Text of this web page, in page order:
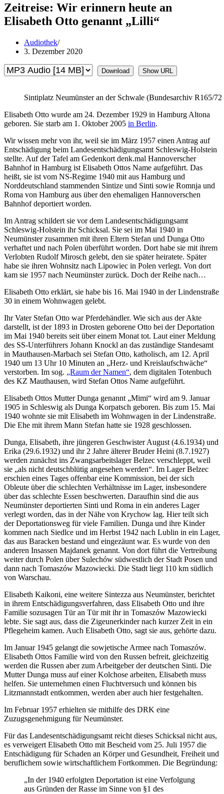
Zeitreise: Wir erinnern heute an
Elisabeth Otto genannt „Lilli“
Audiothek
3. Dezember 2020
Download Show URL
Sintiplatz Neumünster an der Schwale (Bundesarchiv R165/
Elisabeth Otto wurde am 24. Dezember 1929 in Hamburg Altona
geboren. Sie starb am 1. Oktober 2005 in Berlin.
Wir wissen mehr von ihr, weil sie im März 1957 einen Antrag auf
Entschädigung beim Landesentschädigungsamt Schleswig-Holstein
stellte. Auf der Tafel am Gedenkort denk.mal Hannoverscher
Bahnhof in Hamburg ist Elisabeth Ottos Name aufgeführt. Das
heißt, sie ist vom NS-Regime 1940 mit aus Hamburg und
Norddeutschland stammenden Sintize und Sinti sowie Romnja und
Roma von Hamburg aus über den ehemaligen Hannoverschen
Bahnhof deportiert worden.
Im Antrag schildert sie vor dem Landesentschädigungsamt
Schleswig-Holstein ihr Schicksal. Sie sei im Mai 1940 in
Neumünster zusammen mit ihren Eltern Stefan und Dunga Otto
verhaftet und nach Polen überführt worden. Dort habe sie mit ihrem
Verlobten Rudolf Mirosch gelebt, den sie später heiratete. Später
habe sie ihren Wohnsitz nach Lipowiec in Polen verlegt. Von dort
kam sie 1957 nach Neumünster zurück. Doch der Reihe nach…
Elisabeth Otto erklärt, sie habe bis 16. Mai 1940 in der Lindenstraße
30 in einem Wohnwagen gelebt.
Ihr Vater Stefan Otto war Pferdehändler. Wie sich aus der Akte
darstellt, ist der 1893 in Drosten geborene Otto bei der Deportation
im Mai 1940 bereits seit über einem Monat tot. Laut einer Meldung
des SS-Unterführers Johann Knockl an das zuständige Standesamt
in Mauthausen-Marbach sei Stefan Otto, katholisch, am 12. April
1940 um 13 Uhr 10 Minuten an „Herz- und Kreislaufschwäche“
verstorben. Im sog. „Raum der Namen“, dem digitalen Totenbuch
des KZ Mauthausen, wird Stefan Ottos Name aufgeführt.
Elisabeth Ottos Mutter Dunga genannt „Mimi“ wird am 9. Januar
1905 in Schleswig als Dunga Korpatsch geboren. Bis zum 15. Mai
1940 wohnte sie mit Elisabeth im Wohnwagen in der Lindenstraße.
Die Ehe mit ihrem Mann Stefan hatte sie 1928 geschlossen.
Dunga, Elisabeth, ihre jüngeren Geschwister August (4.6.1934) und
Erika (29.6.1932) und ihr 2 Jahre älterer Bruder Heini (8.7.1927)
werden zunächst ins Zwangsarbeitslager Belzec verschleppt, weil
sie „als nicht deutschblütig angesehen werden“. Im Lager Belzec
erschien eines Tages offenbar eine Kommission, bei der sich
Obleute über die schlechten Verhältnisse im Lager, insbesondere
über das schlechte Essen beschwerten. Daraufhin sind die aus
Neumünster deportierten Sinti und Roma in ein anderes Lager
verlegt worden, das in der Nähe von Krychow lag. Hier teilt sich
der Deportationsweg für viele Familien. Dunga und ihre Kinder
kommen nach Siedlce und im Herbst 1942 nach Lublin in ein Lager,
das aus Baracken bestand und eingezäunt war. Es wurde von den
anderen Insassen Majdanek genannt. Von dort führt die Vertreibung
weiter durch Polen über Sulechów südwestlich der Stadt Posen und
dann nach Tomaszów Mazowiecki. Die Stadt liegt 110 km südlich
von Warschau.
Elisabeth Kaikoni, eine weitere Sintezza aus Neumünster, berichtet
in ihrem Entschädigungsverfahren, dass Elisabeth Otto und ihre
Familie sozusagen Tür an Tür mit ihr in Tomaszów Mazowiecki
lebte. Sie sagt aus, dass die Zigeunerkinder nach kurzer Zeit in ein
Pflegeheim kamen. Auch Elisabeth Otto, sagt sie aus, gehörte dazu.
Im Januar 1945 gelangt die sowjetische Armee nach Tomaszów.
Elisabeth Ottos Familie wird von den Russen befreit, gleichzeitig
werden die Russen aber zum Arbeitgeber der deutschen Sinti. Die
Mutter Dunga muss auf einer Kolchose arbeiten, Elisabeth muss
helfen. Sie unternehmen einen Fluchtversuch und können bis
Litzmannstadt entkommen, werden aber auch hier festgehalten.
Im Februar 1957 erhielten sie mithilfe des DRK eine
Zuzugsgenehmigung für Neumünster.
Für das Landesentschädigungsamt reicht dieses Schicksal nicht aus,
es verweigert Elisabeth Otto mit Bescheid vom 25. Juli 1957 die
Entschädigung für Schaden an Körper und Gesundheit, Freiheit und
beruflichem sowie wirtschaftlichem Fortkommen. Die Begründung:
„In der 1940 erfolgten Deportation ist eine Verfolgung
aus Gründen der Rasse im Sinne von §1 des